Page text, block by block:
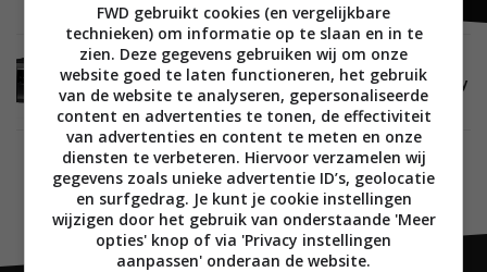
AUDIO 31 AUGUSTUS 2017
Pioneer onthult SC-LX502 AV-receiver voor Dolby
Atmos en DTS:X
FWD gebruikt cookies (en vergelijkbare
technieken) om informatie op te slaan en in te
zien. Deze gegevens gebruiken wij om onze
website goed te laten functioneren, het gebruik
van de website te analyseren, gepersonaliseerde
content en advertenties te tonen, de effectiviteit
van advertenties en content te meten en onze
diensten te verbeteren. Hiervoor verzamelen wij
gegevens zoals unieke advertentie ID’s, geolocatie
en surfgedrag. Je kunt je cookie instellingen
wijzigen door het gebruik van onderstaande 'Meer
opties' knop of via 'Privacy instellingen
aanpassen' onderaan de website.